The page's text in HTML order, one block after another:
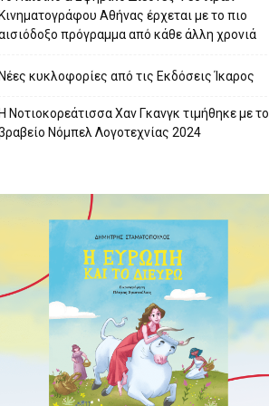
Αθήνας έρχεται με το πιο
πρόγραμμα από κάθε άλλη χρονιά
κυκλοφορίες από τις Εκδόσεις Ίκαρος
Νοτιοκορεάτισσα Χαν Γκανγκ τιμήθηκε με το
Νόμπελ Λογοτεχνίας 2024